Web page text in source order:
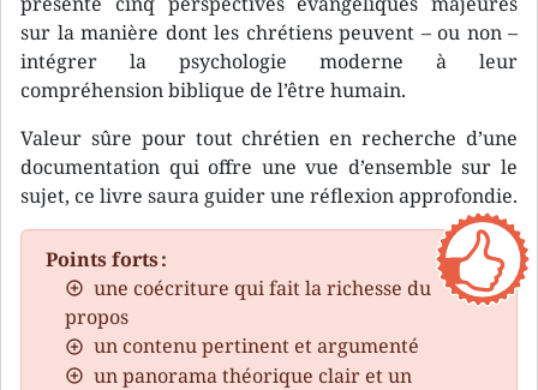
sur la manière dont les chrétiens peuvent – ou non –
intégrer la psychologie moderne à leur
compréhension biblique de l’être humain.
Valeur sûre pour tout chrétien en recherche d’une
documentation qui offre une vue d’ensemble sur le
sujet, ce livre saura guider une réflexion approfondie.
Points forts :
une coécriture qui fait la richesse du
propos
un contenu pertinent et argumenté
un panorama théorique clair et un